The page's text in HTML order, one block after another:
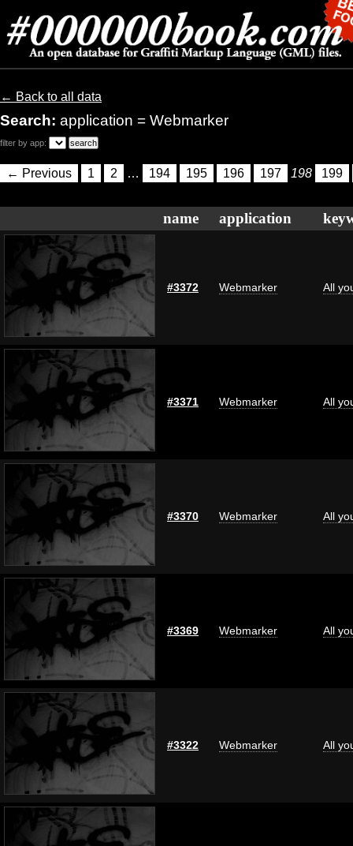
← Back to all data
Search: application = Webmarker
filter by app:
← Previous 1 2 … 194 195 196 197 198 199
name application
#3372 Webmarker All
#3371 Webmarker All
#3370 Webmarker All
#3369 Webmarker All
#3322 Webmarker All